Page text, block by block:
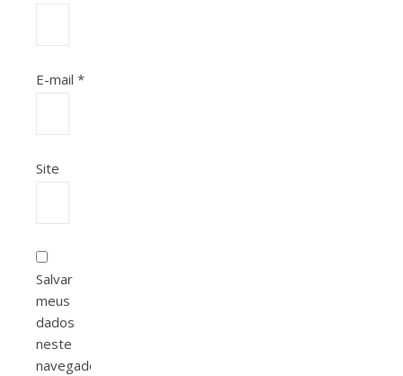
E-mail *
Site
Salvar
meus
dados
neste
navegador